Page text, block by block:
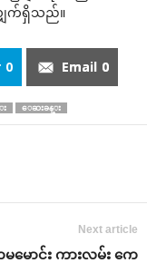
ျှက်ရှိသည်။
0 Email 0
ေဆးခန္း
Next article
မောင်း ကားလမ်း ‌ကေ